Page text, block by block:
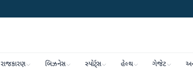
રાજકારણ બિઝનેસ સ્પોર્ટ્સ હેલ્થ ગેજેટ